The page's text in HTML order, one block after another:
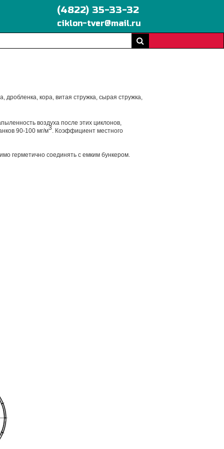
(4822) 35-33-32
ciklon-tver@mail.ru
кора, витая стружка, сырая стружка,
воздуха после этих циклонов,
90-100 мг/м3 . Коэффициент местного
герметично соединять с емким бункером.